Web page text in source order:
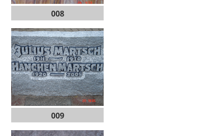
008
009